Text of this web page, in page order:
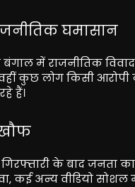
घमासान
में राजनीतिक
कुछ लोग किसी
हैं।
के बाद जनता
अन्य वीडियो सोशल